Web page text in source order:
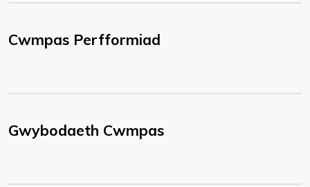
Cwmpas Perfformiad
Gwybodaeth Cwmpas